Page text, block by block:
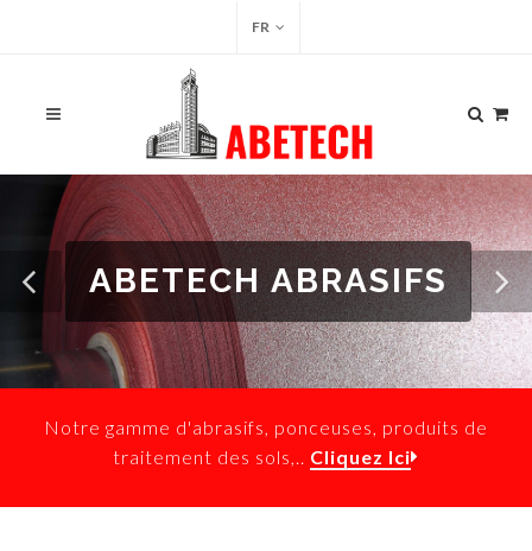
FR
ABETECH ABRASIFS
Notre gamme d'abrasifs, ponceuses, produits de
traitement des sols,.. Cliquez Ici